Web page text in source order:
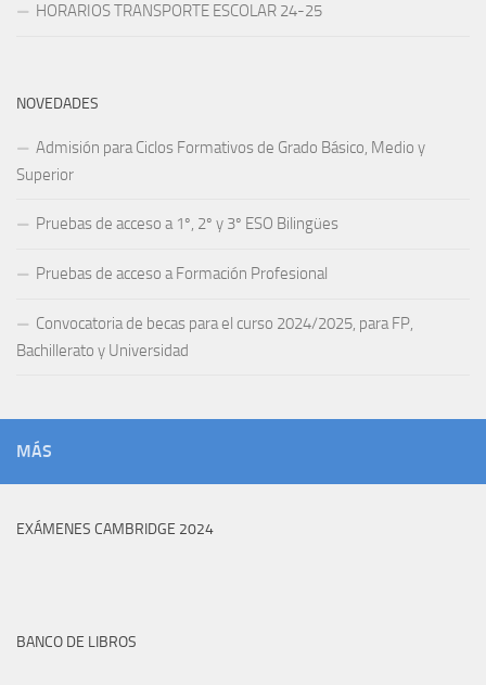
HORARIOS TRANSPORTE ESCOLAR 24-25
NOVEDADES
Admisión para Ciclos Formativos de Grado Básico, Medio y
Superior
Pruebas de acceso a 1º, 2º y 3º ESO Bilingües
Pruebas de acceso a Formación Profesional
Convocatoria de becas para el curso 2024/2025, para FP,
Bachillerato y Universidad
MÁS
EXÁMENES CAMBRIDGE 2024
BANCO DE LIBROS